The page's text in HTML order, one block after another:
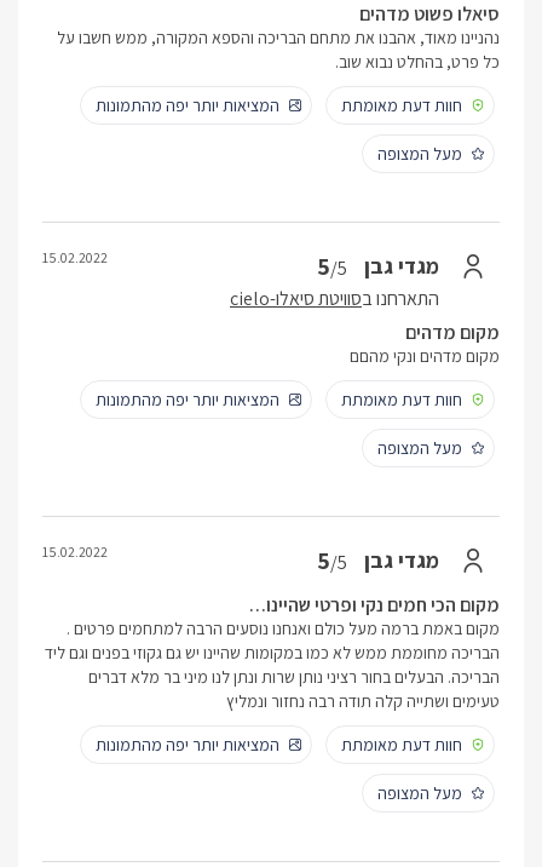
סיאלו פשוט מדהים
נהניינו מאוד, אהבנו את מתחם הבריכה והספא המקורה, ממש חשבו על
כל פרט, בהחלט נבוא שוב.
חוות דעת מאומתת
המציאות יותר יפה מהתמונות
מעל המצופה
מגדי גבן 5/5
התארחנו בסוויטת סיאלו-cielo
15.02.2022
מקום מדהים
מקום מדהים ונקי מהםם
חוות דעת מאומתת
המציאות יותר יפה מהתמונות
מעל המצופה
מגדי גבן 5/5
15.02.2022
מקום הכי חמים נקי ופרטי שהיינו…
מקום באמת ברמה מעל כולם ואנחנו נוסעים הרבה למתחמים פרטים .
הבריכה מחוממת ממש לא כמו במקומות שהיינו יש גם גקוזי בפנים וגם ליד
הבריכה. הבעלים בחור רציני נותן שרות ונתן לנו מיני בר מלא דברים
טעימים ושתייה קלה תודה רבה נחזור ונמליץ
חוות דעת מאומתת
המציאות יותר יפה מהתמונות
מעל המצופה